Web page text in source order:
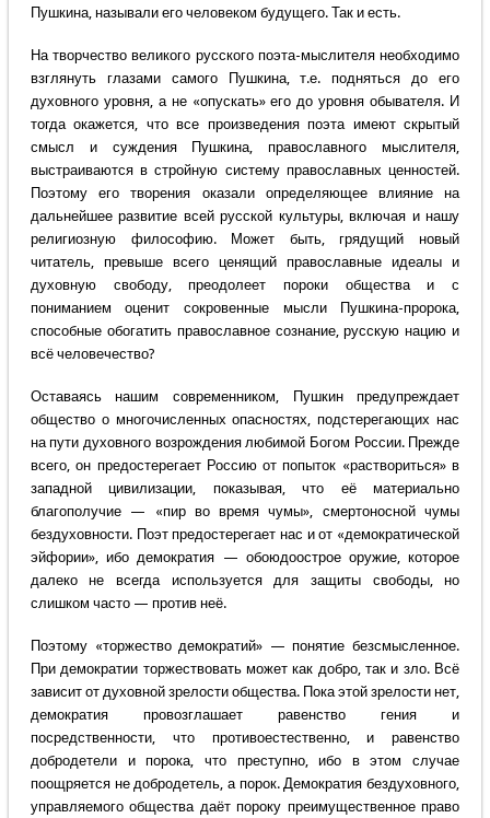
Пушкина, называли его человеком будущего. Так и есть.
На творчество великого русского поэта-мыслителя необходимо
взглянуть глазами самого Пушкина, т.е. подняться до его
духовного уровня, а не «опускать» его до уровня обывателя. И
тогда окажется, что все произведения поэта имеют скрытый
смысл и суждения Пушкина, православного мыслителя,
выстраиваются в стройную систему православных ценностей.
Поэтому его творения оказали определяющее влияние на
дальнейшее развитие всей русской культуры, включая и нашу
религиозную философию. Может быть, грядущий новый
читатель, превыше всего ценящий православные идеалы и
духовную свободу, преодолеет пороки общества и с
пониманием оценит сокровенные мысли Пушкина-пророка,
способные обогатить православное сознание, русскую нацию и
всё человечество?
Оставаясь нашим современником, Пушкин предупреждает
общество о многочисленных опасностях, подстерегающих нас
на пути духовного возрождения любимой Богом России. Прежде
всего, он предостерегает Россию от попыток «раствориться» в
западной цивилизации, показывая, что её материально
благополучие — «пир во время чумы», смертоносной чумы
бездуховности. Поэт предостерегает нас и от «демократической
эйфории», ибо демократия — обоюдоострое оружие, которое
далеко не всегда используется для защиты свободы, но
слишком часто — против неё.
Поэтому «торжество демократий» — понятие безсмысленное.
При демократии торжествовать может как добро, так и зло. Всё
зависит от духовной зрелости общества. Пока этой зрелости нет,
демократия провозглашает равенство гения и
посредственности, что противоестественно, и равенство
добродетели и порока, что преступно, ибо в этом случае
поощряется не добродетель, а порок. Демократия бездуховного,
управляемого общества даёт пороку преимущественное право